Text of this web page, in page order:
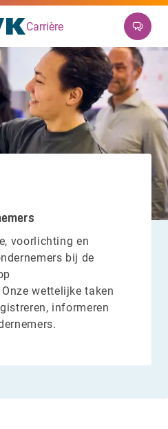
Carrière
voorlichting en
bij de
wettelijke taken
informeren